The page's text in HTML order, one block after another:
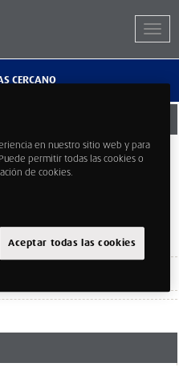
CERCANO
Calle Alcalá 331
Madrid
Madrid
en nuestro sitio web y para
permitir todas las cookies o
de cookies.
Aceptar todas las cookies